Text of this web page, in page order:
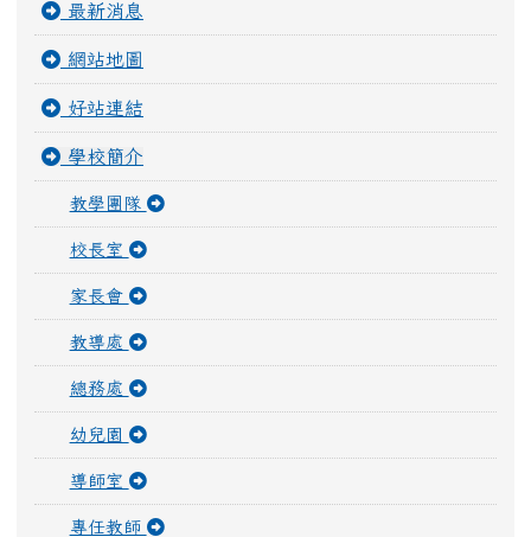
最新消息
網站地圖
好站連結
學校簡介
教學團隊
校長室
家長會
教導處
總務處
幼兒園
導師室
專任教師